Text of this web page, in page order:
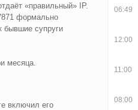
«правильный» IP.
формально
бывшие супруги
месяца.
включил его
06:49
12:00
11:00
08:00